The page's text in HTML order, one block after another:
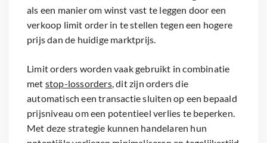
als een manier om winst vast te leggen door een
verkoop limit order in te stellen tegen een hogere
prijs dan de huidige marktprijs.
Limit orders worden vaak gebruikt in combinatie
met stop-lossorders, dit zijn orders die
automatisch een transactie sluiten op een bepaald
prijsniveau om een potentieel verlies te beperken.
Met deze strategie kunnen handelaren hun